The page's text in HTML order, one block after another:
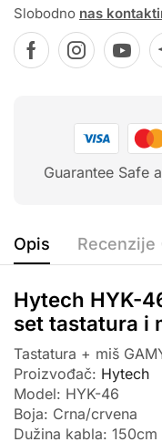
Slobodno nas
Guarantee Safe
Opis Recenzije
Hytech HYK-
set tastatura i
Tastatura + miš
Proizvođač: Hytech
Model: HYK-46
Boja: Crna/crvena
Dužina kabla: 150cm